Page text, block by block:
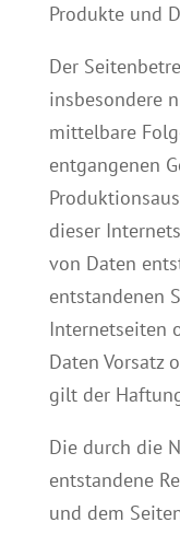
Produkte und
Der
insbesondere
mittelbare
entgangenen
dieser
von Daten
entstandenen
Internetseiten
Daten Vorsatz
gilt der
Die durch die
entstandene
und dem